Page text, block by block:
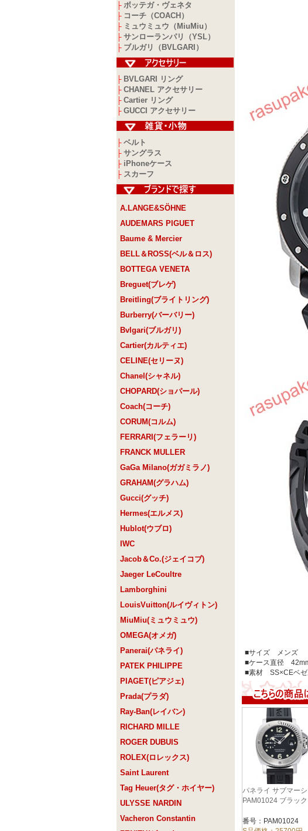
├ ボッテガ・ヴェネタ
├ コーチ（COACH）
├ ミュウミュウ（MiuMiu）
├ サンローランパリ（YSL）
├ ブルガリ（BVLGARI）
├ BVLGARI リング
├ CHANEL アクセサリー
├ Cartier リング
├ GUCCI アクセサリー
├ ベルト
├ サングラス
├ iPhoneケース
├ スカーフ
A.LANGE&SÖHNE
AUDEMARS PIGUET
Baume & Mercier
BELL＆ROSS(ベル＆ロス)
BOTTEGA VENETA
Breguet(ブレゲ)
Breitling(ブライトリング)
Burberry(バーバリー)
Bvlgari(ブルガリ)
Cartier(カルティエ)
CELINE(セリーヌ)
Chanel(シャネル)
CHOPARD(ショパール)
Coach(コーチ)
CORUM(コルム)
FERRARI(フェラーリ)
FRANCK MULLER
GaGa Milano(ガガミラノ)
GRAHAM(グラハム)
Gucci(グッチ)
Hermes(エルメス)
Hublot(ウブロ)
IWC
Jacob＆Co.(ジェイコブ)
Jaeger LeCoultre
Lamborghini
LouisVuitton(ルイヴィトン)
MiuMiu(ミュウミュウ)
OMEGA(オメガ)
Panerai(パネライ)
PATEK PHILIPPE
PIAGET(ピアジェ)
Prada(プラダ)
Ray-Ban(レイバン)
RICHARD MILLE
ROGER DUBUIS
ROLEX(ロレックス)
Saint Laurent
Tag Heuer(タグ・ホイヤー)
ULYSSE NARDIN
Vacheron Constantin
■サイズ メンズ
■ケース直径
■素材 SS×CE
パネライ サブマー
PAM01024 ブラック
番号：PAM01024